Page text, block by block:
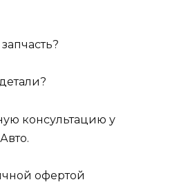
консультацию у
офертой